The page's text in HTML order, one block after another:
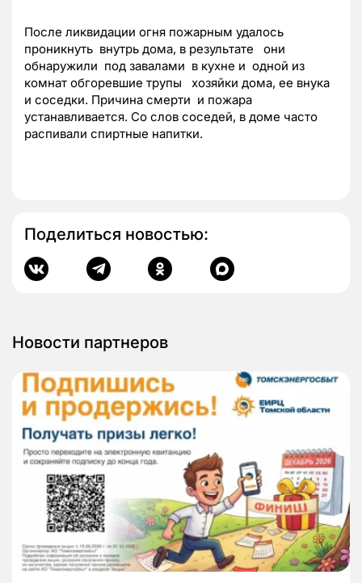
После ликвидации огня пожарным удалось
проникнуть внутрь дома, в результате они
обнаружили под завалами в кухне и одной из
комнат обгоревшие трупы хозяйки дома, ее внука
и соседки. Причина смерти и пожара
устанавливается. Со слов соседей, в доме часто
распивали спиртные напитки.
Поделиться новостью:
Новости партнеров